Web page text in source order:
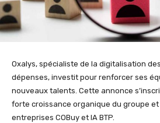
Oxalys, spécialiste de la digitalisation
dépenses, investit pour renforcer ses
nouveaux talents. Cette annonce
forte croissance organique du groupe et
entreprises COBuy et IA BTP.